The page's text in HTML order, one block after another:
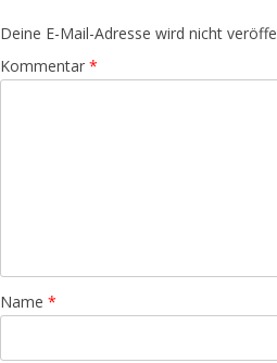
Deine E-Mail-Adresse wird nicht
Kommentar *
Name *